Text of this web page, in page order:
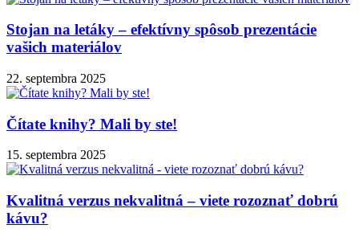
Stojan na letáky – efektívny spôsob prezentácie
vašich materiálov
22. septembra 2025
Čítate knihy? Mali by ste!
15. septembra 2025
Kvalitná verzus nekvalitná – viete rozoznať dobrú
kávu?